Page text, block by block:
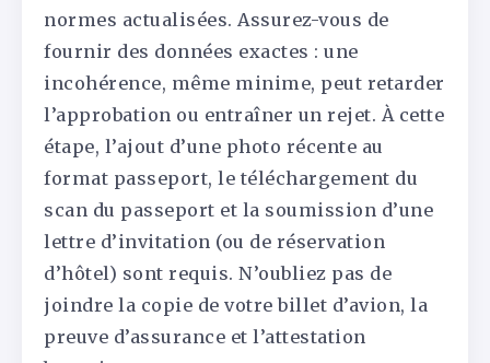
normes actualisées. Assurez-vous de
fournir des données exactes : une
incohérence, même minime, peut retarder
l’approbation ou entraîner un rejet. À cette
étape, l’ajout d’une photo récente au
format passeport, le téléchargement du
scan du passeport et la soumission d’une
lettre d’invitation (ou de réservation
d’hôtel) sont requis. N’oubliez pas de
joindre la copie de votre billet d’avion, la
preuve d’assurance et l’attestation